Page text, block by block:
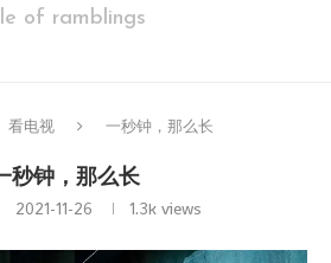
of ramblings
看电视 一秒钟，那么长
秒钟，那么长
2021-11-26 1.3k views